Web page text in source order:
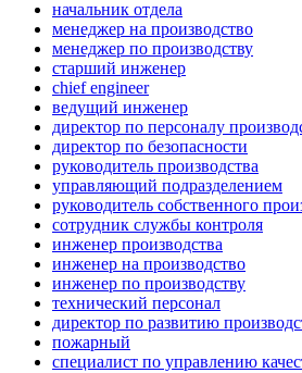
начальник отдела
менеджер на производство
менеджер по производству
старший инженер
chief engineer
ведущий инженер
директор по персоналу
директор по безопасности
руководитель производства
управляющий подразделением
руководитель собственного
сотрудник службы контроля
инженер производства
инженер на производство
инженер по производству
технический персонал
директор по развитию
пожарный
специалист по управлению